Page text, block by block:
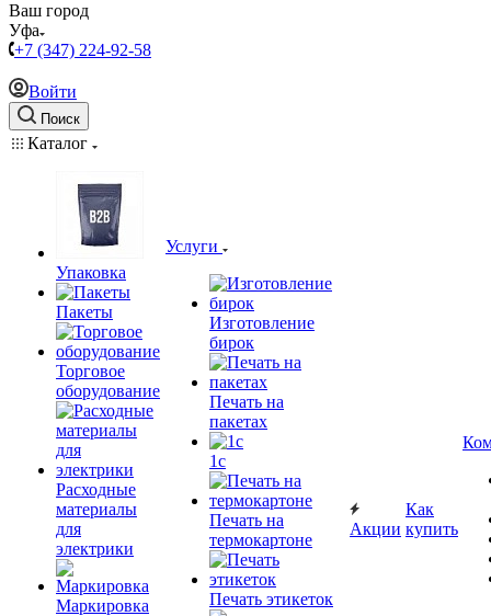
Ваш город
Уфа
+7 (347) 224-92-58
Войти
Поиск
Каталог
Упаковка
Пакеты
Торговое
оборудование
Расходные
материалы
для
электрики
Маркировка
Услуги
Изготовление
бирок
Печать на
пакетах
1c
Печать на
термокартоне
Печать этикеток
Акции
Как
купить